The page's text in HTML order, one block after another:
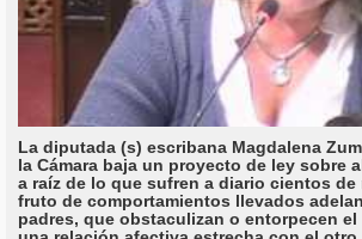
La diputada (s) escribana Magdalena
la Cámara baja un proyecto de ley sobre
a raíz de lo que sufren a diario cientos de
fruto de comportamientos llevados
padres, que obstaculizan o entorpecen